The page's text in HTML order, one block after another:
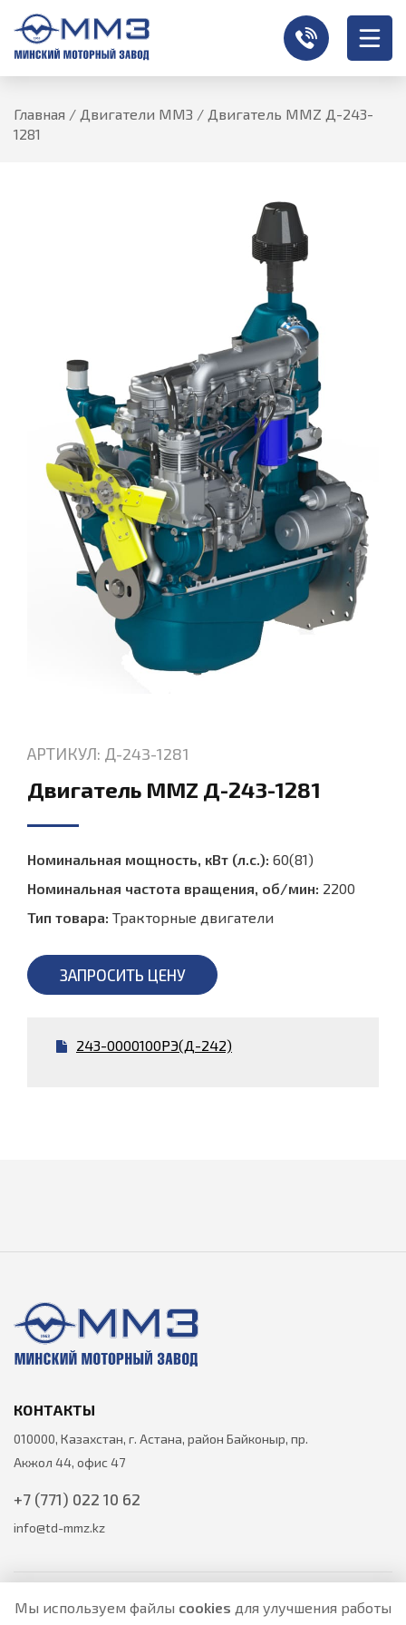
Главная / Двигатели ММЗ / Двигатель MMZ Д-243-
1281
АРТИКУЛ: Д-243-1281
Двигатель MMZ Д-243-1281
Номинальная мощность, кВт (л.с.): 60(81)
Номинальная частота вращения, об/мин: 2200
Тип товара: Тракторные двигатели
ЗАПРОСИТЬ ЦЕНУ
243-0000100РЭ(Д-242)
Мы используем файлы cookies для улучшения работы
КОНТАКТЫ
010000, Казахстан, г. Астана, район Байконыр, пр.
Акжол 44, офис 47
+7 (771) 022 10 62
info@td-mmz.kz